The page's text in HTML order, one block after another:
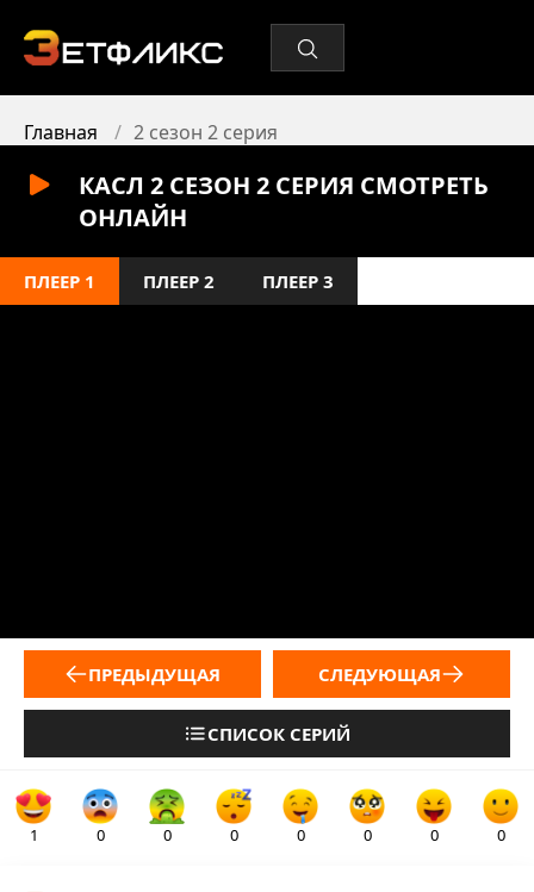
Главная 2 сезон 2 серия
КАСЛ 2 СЕЗОН 2 СЕРИЯ СМОТРЕТЬ
ОНЛАЙН
ПЛЕЕР 1 ПЛЕЕР 2 ПЛЕЕР 3
ПРЕДЫДУЩАЯ
СПИСОК СЕРИЙ
СЛЕДУЮЩАЯ
1 0 0 0 0 0 0 0